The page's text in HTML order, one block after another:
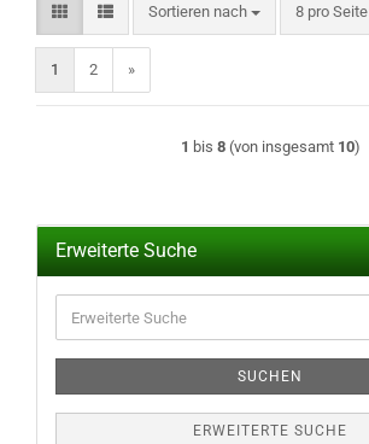
Sortieren nach
Sortieren nach 8 pro Seite
pro Seite
1 2 »
1 bis 8(von insgesamt 10)
Erweiterte Suche
Suche
SUCHEN
ERWEITERTE SUCHE